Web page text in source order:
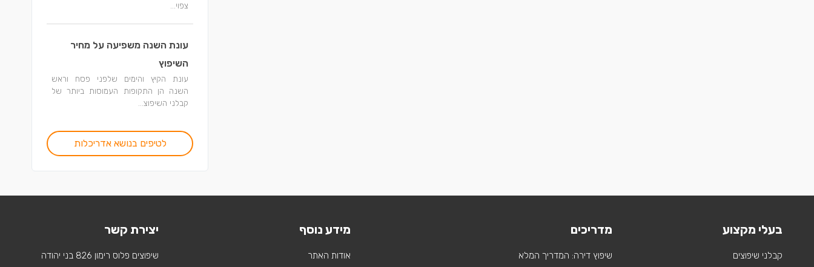
צפוי...
עונת השנה משפיעה על מחיר
השיפוץ
עונת הקיץ והימים שלפני פסח וראש
השנה הן התקופות העמוסות ביותר של
קבלני השיפוצ...
לטיפים בנושא אדריכלות
בעלי מקצוע
קבלני שיפוצים
מדריכים
שיפוץ דירה: המדריך המלא
מידע נוסף
אודות האתר
יצירת קשר
שיפוצים פלוס רימון 826 בני יהודה